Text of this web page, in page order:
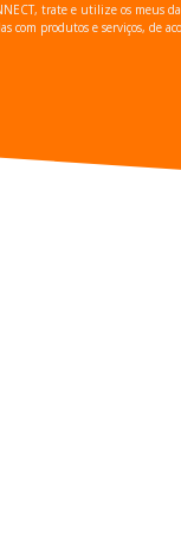
trate e utilize os meus
com produtos e serviços, de